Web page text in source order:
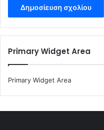
Primary Widget Area
Primary Widget Area